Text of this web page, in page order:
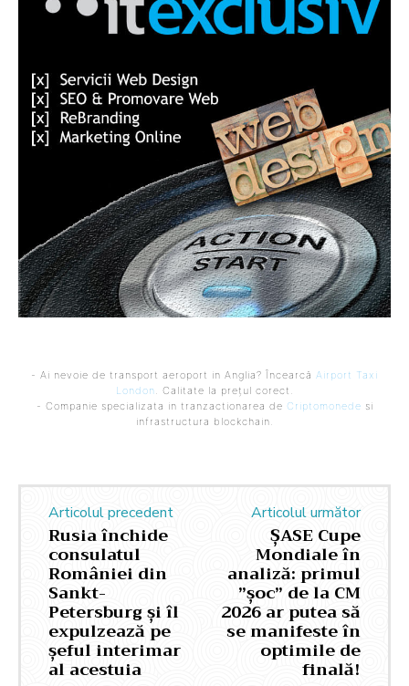
- Ai nevoie de transport aeroport in Anglia? Încearcă Airport Taxi
London. Calitate la prețul corect.
- Companie specializata in tranzactionarea de Criptomonede si
infrastructura blockchain.
Articolul precedent
Rusia închide
consulatul
României din
Sankt-
Petersburg și îl
expulzează pe
șeful interimar
al acestuia
Articolul următor
ȘASE Cupe
Mondiale în
analiză: primul
”șoc” de la CM
2026 ar putea să
se manifeste în
optimile de
finală!